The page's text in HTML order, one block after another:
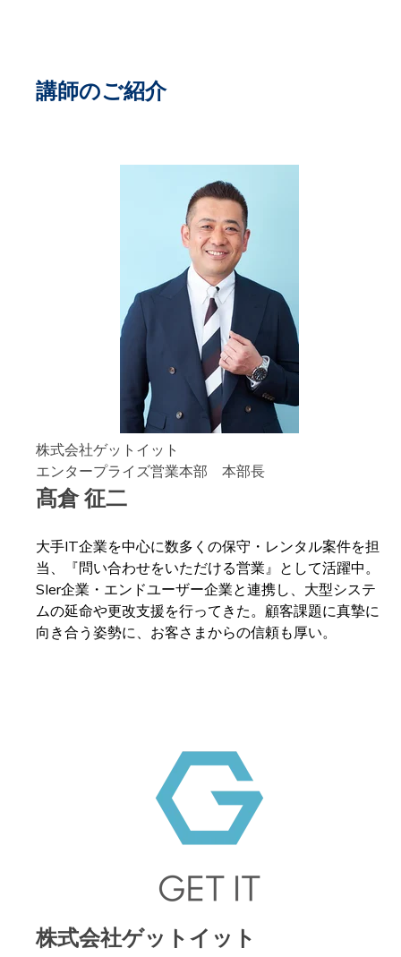
講師のご紹介
株式会社ゲットイット
エンタープライズ営業本部 本部長
髙倉 征二
大手IT企業を中心に数多くの保守・レンタル案件を担
当、『問い合わせをいただける営業』として活躍中。
SIer企業・エンドユーザー企業と連携し、大型システ
ムの延命や更改支援を行ってきた。顧客課題に真摯に
向き合う姿勢に、お客さまからの信頼も厚い。
株式会社ゲットイット